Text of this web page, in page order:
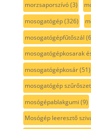
morzsaporszívó(3)
mosogatógép(326)
mosogatógépfűtőszál
mosogatógépkosarak
mosogatógépkosár(51)
mosogatógép
mosógépablakgumi (9)
Mosógép leeresztő